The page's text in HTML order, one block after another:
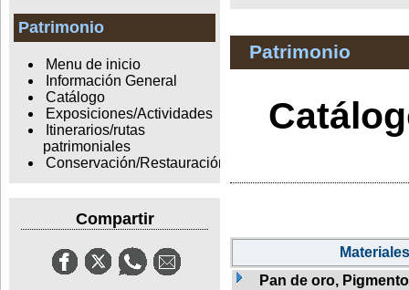
Patrimonio
Menu de inicio
Información General
Catálogo
Exposiciones/Actividades
Itinerarios/rutas
patrimoniales
Conservación/Restauración
Compartir
Patrimonio
Materiales
Pan de oro,